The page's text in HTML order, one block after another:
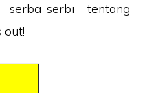
serbi tentang
out!